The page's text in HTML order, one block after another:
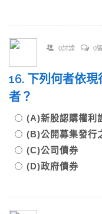
0討論 0
16. 下列何者依
者？
(A)新股認購權
(B)公開募集發
(C)公司債券
(D)政府債券